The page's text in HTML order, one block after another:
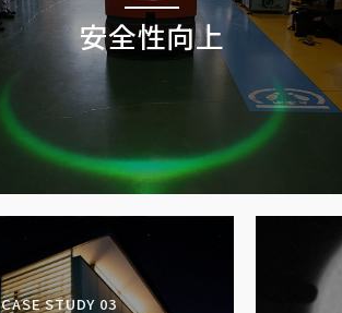
安全性向上
CASE STUDY 03